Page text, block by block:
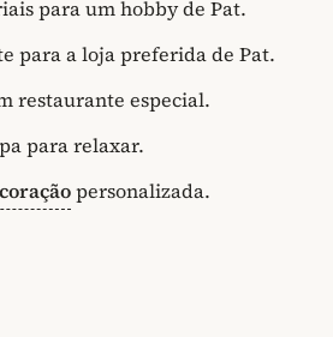
para um hobby de Pat.
para a loja preferida de Pat.
restaurante especial.
para relaxar.
personalizada.